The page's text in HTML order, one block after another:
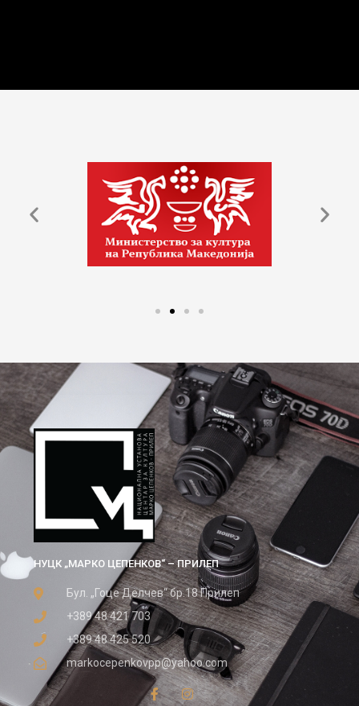
НУЦК „МАРКО ЦЕПЕНКОВ“ – ПРИЛЕП
Бул. „Гоце Делчев“ бр.18 Прилеп
+389 48 421 703
+389 48 425 520
markocepenkovpp@yahoo.com